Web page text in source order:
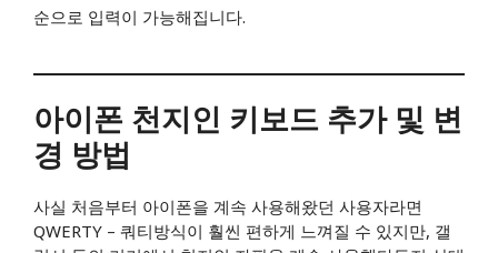
순으로 입력이 가능해집니다.
​아이폰 천지인 키보드 추가 및 변
경 방법
사실 처음부터 아이폰을 계속 사용해왔던 사용자라면
QWERTY – 쿼티방식이 훨씬 편하게 느껴질 수 있지만, 갤